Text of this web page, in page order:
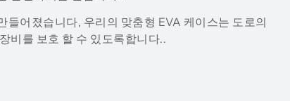
들어졌습니다, 우리의 맞춤형 EVA 케이스는 도로의
비를 보호 할 수 있도록합니다..